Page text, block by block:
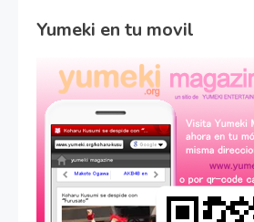
Yumeki en tu movil